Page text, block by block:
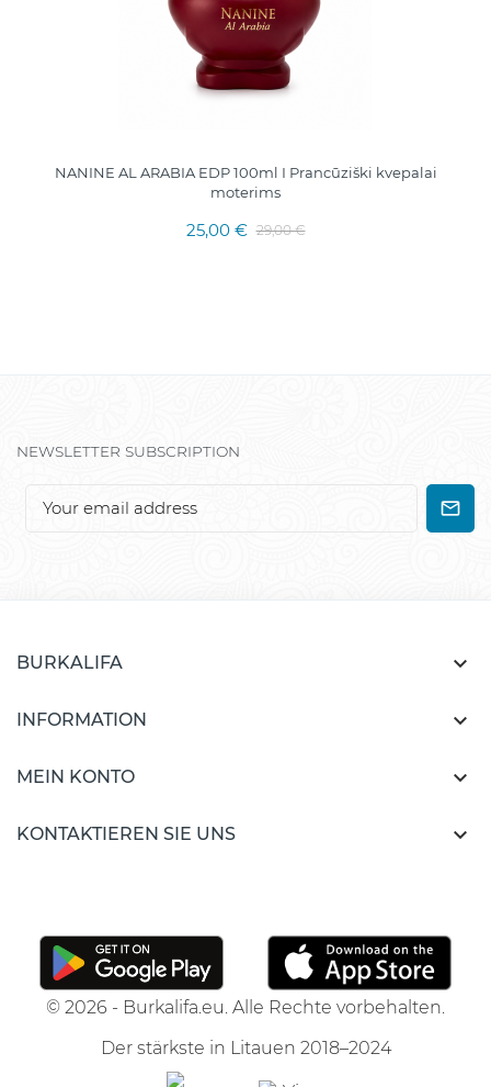
NANINE AL ARABIA EDP 100ml I Prancūziški kvepalai
moterims
25,00 € 29,00 €
NEWSLETTER SUBSCRIPTION
BURKALIFA 
INFORMATION 
MEIN KONTO 
KONTAKTIEREN SIE UNS 
© 2026 - Burkalifa.eu. Alle Rechte vorbehalten.
Der stärkste in Litauen 2018–2024